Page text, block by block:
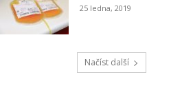
25 ledna, 2019
Načíst další